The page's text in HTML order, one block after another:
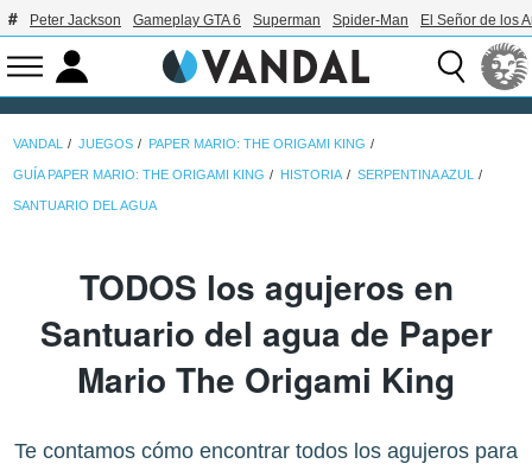
Peter Jackson Gameplay GTA 6 Superman Spider-Man El Señor de los
VANDAL JUEGOS PAPER MARIO: THE ORIGAMI KING
GUÍA PAPER MARIO: THE ORIGAMI KING HISTORIA SERPENTINA AZUL
SANTUARIO DEL AGUA
TODOS los agujeros en
Santuario del agua de Paper
Mario The Origami King
Te contamos cómo encontrar todos los agujeros para